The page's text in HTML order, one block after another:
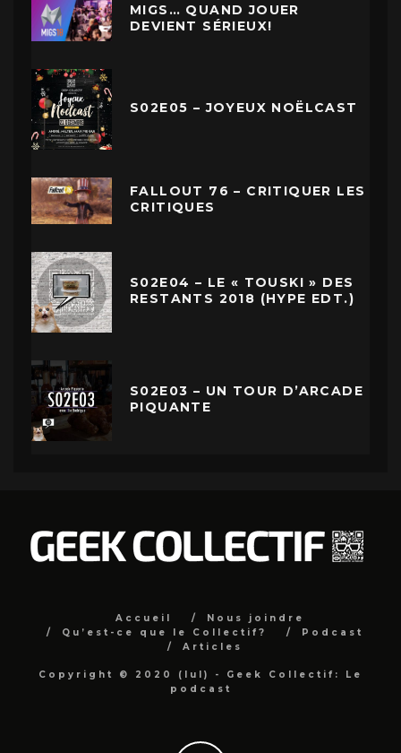
MIGS… QUAND JOUER
DEVIENT SÉRIEUX!
S02E05 – JOYEUX NOËLCAST
FALLOUT 76 – CRITIQUER LES
CRITIQUES
S02E04 – LE « TOUSKI » DES
RESTANTS 2018 (HYPE EDT.)
S02E03 – UN TOUR D’ARCADE
PIQUANTE
Accueil
Nous joindre
Qu’est-ce que le Collectif?
Podcast
Articles
Copyright © 2020 (lul) - Geek Collectif: Le
podcast